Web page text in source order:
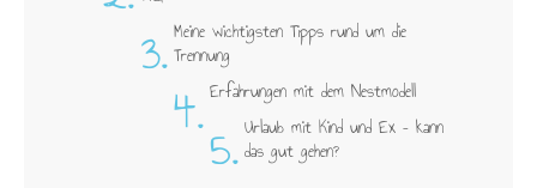
3. Meine wichtigsten Tipps rund um die
Trennung
4. Erfahrungen mit dem Nestmodell
5. Urlaub mit Kind und Ex – kann
das gut gehen?